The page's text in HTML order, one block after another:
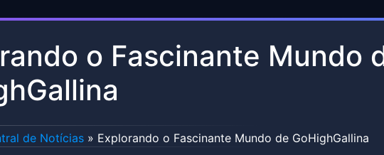
o Fascinante Mundo
de Notícias » Explorando o Fascinante Mundo de GoHighGallina